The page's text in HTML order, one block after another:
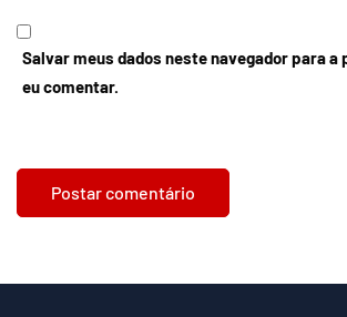
Salvar meus dados neste navegador para a
eu comentar.